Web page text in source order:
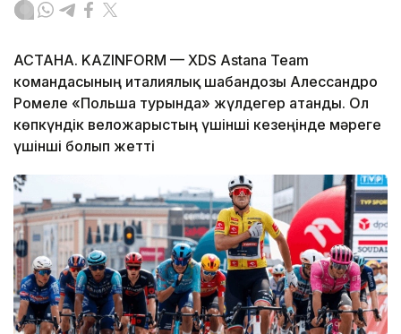
АСТАНА. KAZINFORM — XDS Astana Team
командасының италиялық шабандозы Алессандро
Ромеле «Польша турында» жүлдегер атанды. Ол
көпкүндік веложарыстың үшінші кезеңінде мәреге
үшінші болып жетті